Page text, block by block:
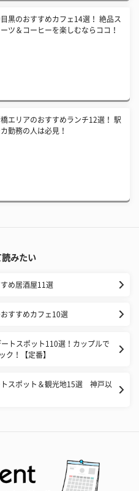
目黒のおすすめカフェ14選！ 絶品ス
ツ＆コーヒーを楽しむならココ！
エリアのおすすめランチ12選！ 駅
勤務の人は必見！
みたい
め居酒屋11選
すすめカフェ10選
トスポット110選！カップルで
ク！【定番】
トスポット＆観光地15選 神戸以